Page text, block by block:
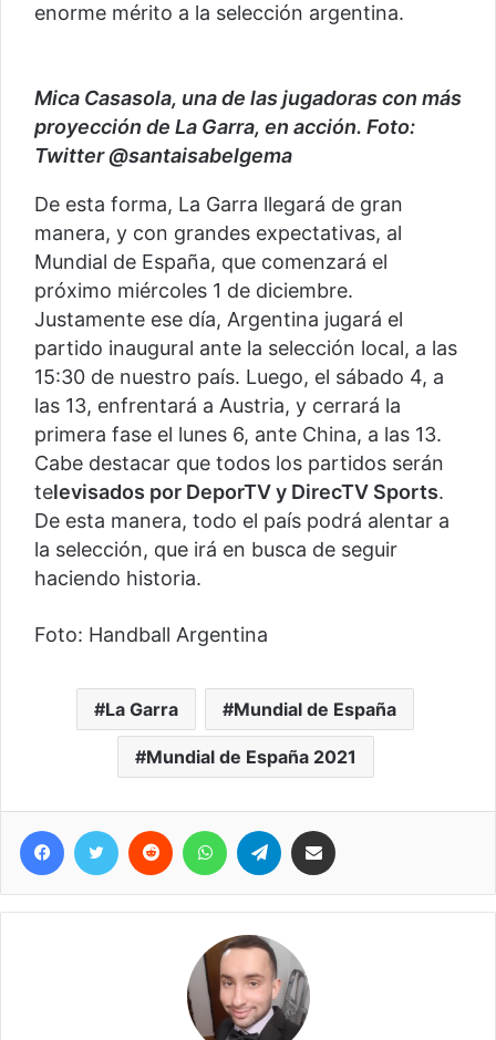
enorme mérito a la selección argentina.
Mica Casasola, una de las jugadoras con más
proyección de La Garra, en acción. Foto:
Twitter @santaisabelgema
De esta forma, La Garra llegará de gran
manera, y con grandes expectativas, al
Mundial de España, que comenzará el
próximo miércoles 1 de diciembre.
Justamente ese día, Argentina jugará el
partido inaugural ante la selección local, a las
15:30 de nuestro país. Luego, el sábado 4, a
las 13, enfrentará a Austria, y cerrará la
primera fase el lunes 6, ante China, a las 13.
Cabe destacar que todos los partidos serán
televisados por DeporTV y DirecTV Sports.
De esta manera, todo el país podrá alentar a
la selección, que irá en busca de seguir
haciendo historia.
Foto: Handball Argentina
La Garra Mundial de España
Mundial de España 2021
Facebook
Twitter Reddit WhatsAppTelegram